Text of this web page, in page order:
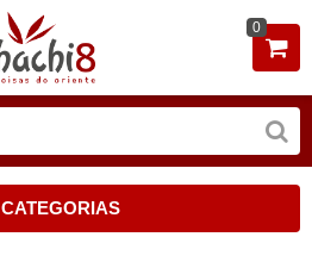
0
CATEGORIAS